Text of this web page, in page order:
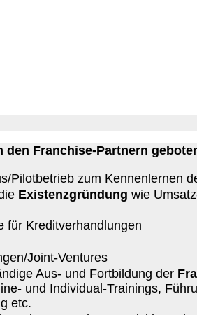
den Franchise-Partnern
Pilotbetrieb zum Kennenlernen
Existenzgründung wie
für Kreditverhandlungen
Joint-Ventures
Aus- und Fortbildung der
und Individual-Trainings,
etc.